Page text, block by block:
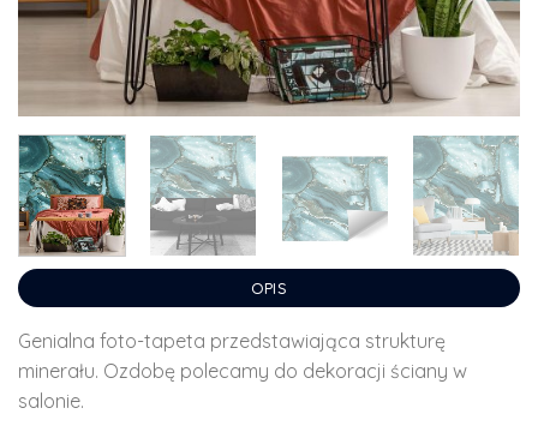
OPIS
Genialna foto-tapeta przedstawiająca strukturę
minerału. Ozdobę polecamy do dekoracji ściany w
salonie.